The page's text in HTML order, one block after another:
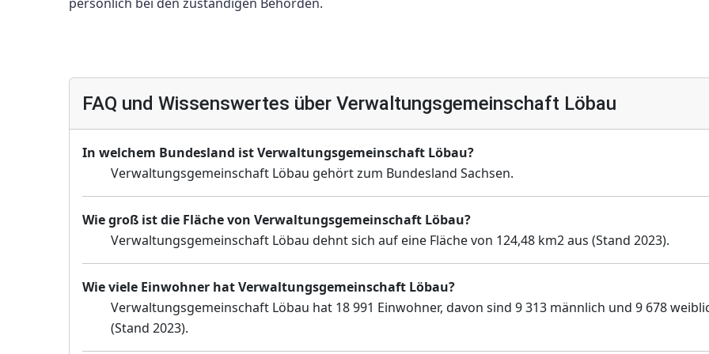
persönlich bei den zuständigen Behörden.
FAQ und Wissenswertes über Verwaltungsgemeinschaft Löbau
In welchem Bundesland ist Verwaltungsgemeinschaft Löbau?
Verwaltungsgemeinschaft Löbau gehört zum Bundesland Sachsen.
Wie groß ist die Fläche von Verwaltungsgemeinschaft Löbau?
Verwaltungsgemeinschaft Löbau dehnt sich auf eine Fläche von 124,48 km2 aus (Stand 2023).
Wie viele Einwohner hat Verwaltungsgemeinschaft Löbau?
Verwaltungsgemeinschaft Löbau hat 18 991 Einwohner, davon sind 9 313 männlich und 9 678
(Stand 2023).